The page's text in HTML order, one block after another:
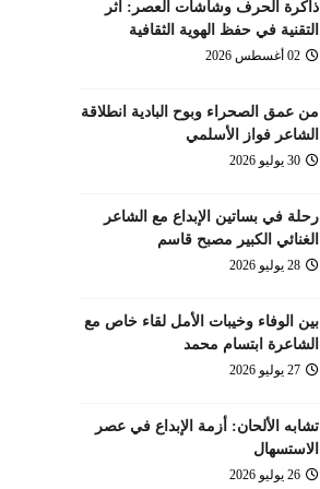
ذاكرة الحرف وشاشات العصر: أثر
التقنية في حفظ الهوية الثقافية
02 أغسطس 2026
من عمق الصحراء وبوح البادية انطلاقة
الشاعر فواز الأسلمي
30 يوليو 2026
رحلة في بساتين الإبداع مع الشاعر
الغنائي الكبير مصبح قاسم
28 يوليو 2026
بين الوفاء وخيبات الأمل لقاء خاص مع
الشاعرة ابتسام محمد
27 يوليو 2026
تشابه الألحان: أزمة الإبداع في عصر
الاستسهال
26 يوليو 2026